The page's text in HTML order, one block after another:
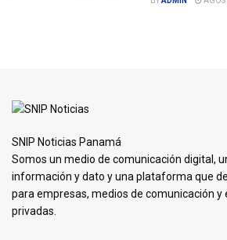
SNIP Noticias Panamá
Somos un medio de comunicación digital,
información y dato y una plataforma que
para empresas, medios de comunicación y
privadas.